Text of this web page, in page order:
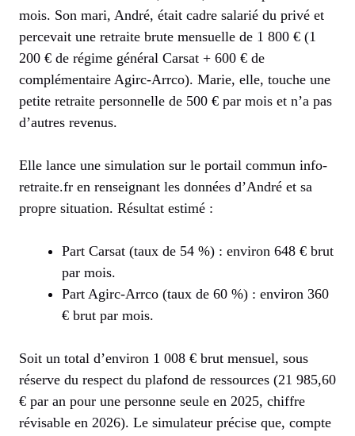
mois. Son mari, André, était cadre salarié du privé et
percevait une retraite brute mensuelle de 1 800 € (1
200 € de régime général Carsat + 600 € de
complémentaire Agirc-Arrco). Marie, elle, touche une
petite retraite personnelle de 500 € par mois et n’a pas
d’autres revenus.
Elle lance une simulation sur le portail commun info-
retraite.fr en renseignant les données d’André et sa
propre situation. Résultat estimé :
Part Carsat (taux de 54 %) : environ 648 € brut
par mois.
Part Agirc-Arrco (taux de 60 %) : environ 360
€ brut par mois.
Soit un total d’environ 1 008 € brut mensuel, sous
réserve du respect du plafond de ressources (21 985,60
€ par an pour une personne seule en 2025, chiffre
révisable en 2026). Le simulateur précise que, compte